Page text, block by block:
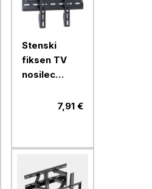
Stenski
fiksen TV
nosilec
7,91 €